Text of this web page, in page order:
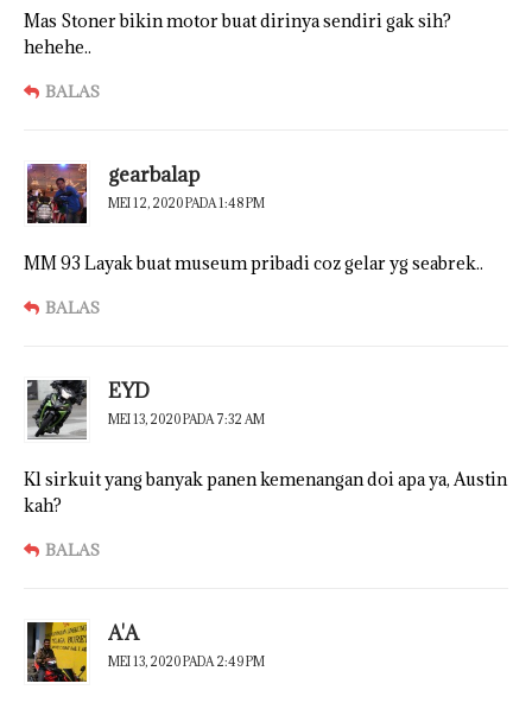
Mas Stoner bikin motor buat dirinya sendiri gak sih?
hehehe..
BALAS
gearbalap
MEI 12, 2020 PADA 1:48 PM
MM 93 Layak buat museum pribadi coz gelar yg seabrek..
BALAS
EYD
MEI 13, 2020 PADA 7:32 AM
Kl sirkuit yang banyak panen kemenangan doi apa ya, Austin
kah?
BALAS
A'A
MEI 13, 2020 PADA 2:49 PM